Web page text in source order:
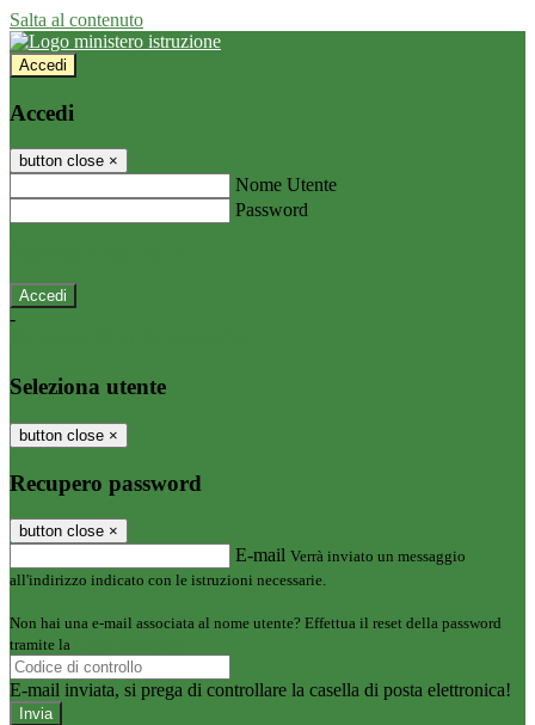
Salta al contenuto
Accedi
Accedi
button close ×
Nome Utente
Password
-
Seleziona utente
button close ×
Recupero password
button close ×
E-mail Verrà inviato un messaggio
all'indirizzo indicato con le istruzioni necessarie.
Non hai una e-mail associata al nome utente? Effettua il reset della password
tramite la
E-mail inviata, si prega di controllare la casella di posta elettronica!